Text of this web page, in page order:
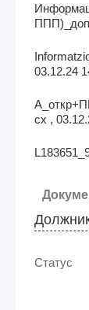
03.12.24
cx ,
Статус